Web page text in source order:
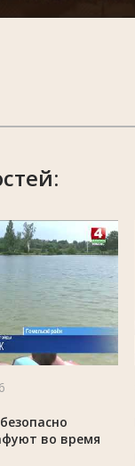
во время